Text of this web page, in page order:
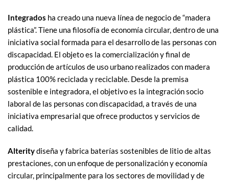
Integrados ha creado una nueva línea de negocio de “madera
plástica”. Tiene una filosofía de economía circular, dentro de una
iniciativa social formada para el desarrollo de las personas con
discapacidad. El objeto es la comercialización y final de
producción de artículos de uso urbano realizados con madera
plástica 100% reciclada y reciclable. Desde la premisa
sostenible e integradora, el objetivo es la integración socio
laboral de las personas con discapacidad, a través de una
iniciativa empresarial que ofrece productos y servicios de
calidad.
Alteritydiseña y fabrica baterías sostenibles de litio de altas
prestaciones, con un enfoque de personalización y economía
circular, principalmente para los sectores de movilidad y de